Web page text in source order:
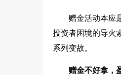
赠金活动本应
投资者困境的导火
系列变故。
赠金不好拿，